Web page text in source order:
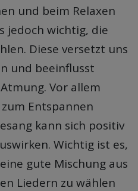
und beim Relaxen
jedoch wichtig, die
Diese versetzt uns
und beeinflusst
Vor allem
Entspannen
kann sich positiv
Wichtig ist es,
gute Mischung aus
Liedern zu wählen